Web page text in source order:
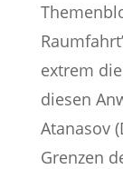
extrem
diesen
Atanasov
Grenzen